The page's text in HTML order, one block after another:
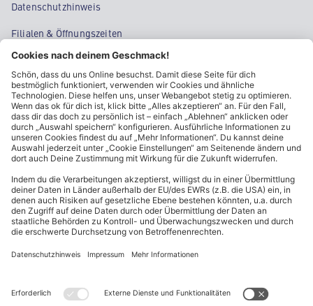
Datenschutzhinweis
Filialen & Öffnungszeiten
Kontakt
Cookie-Einstellungen
Kundeninformationen
ALDI Nord folgen
* Wir bitten um Beachtung, dass diese Aktionsartikel im